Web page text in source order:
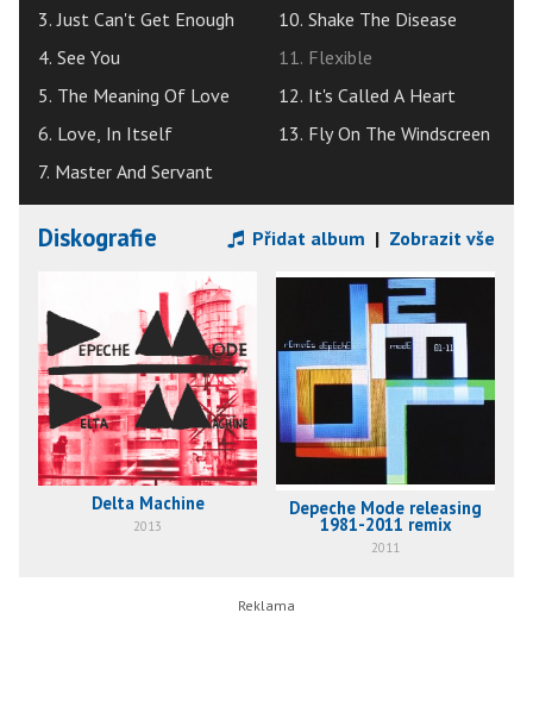
3. Just Can't Get Enough
4. See You
5. The Meaning Of Love
6. Love, In Itself
7. Master And Servant
10. Shake The Disease
11. Flexible
12. It's Called A Heart
13. Fly On The Windscreen
Diskografie Přidat album | Zobrazit vše
Delta Machine
2013
Depeche Mode releasing
1981-2011 remix
2011